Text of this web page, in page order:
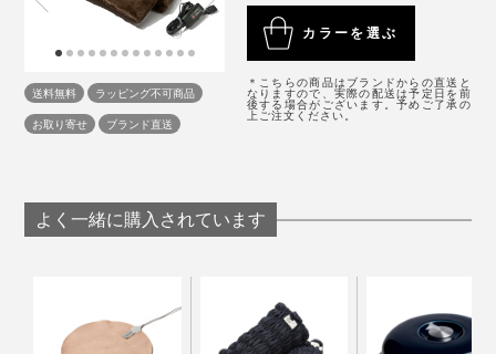
朝が寒いほど、幸せな目覚めを届けてくれる『HEAT-
あなたの冬支度に、ぜひ加えてほしい一枚です。
PREMIUM』に変わり、フワフワなめらかな肌触りに。
寝る時、起きる時、電気毛布にくるまってぬくぬく映画
を見る時間の幸せが、さらに進化しました。
家時間がどんどん快適になっちゃって、インドアまっし
送料無料
ラッピング不可商品
お取り寄せ
ブランド直送
カラーを選ぶ
＊こちらの商品はブランドからの直送と
なりますので、実際の配送は予定日を前
後する場合がございます。予めご了承の
上ご注文ください。
よく一緒に購入されています